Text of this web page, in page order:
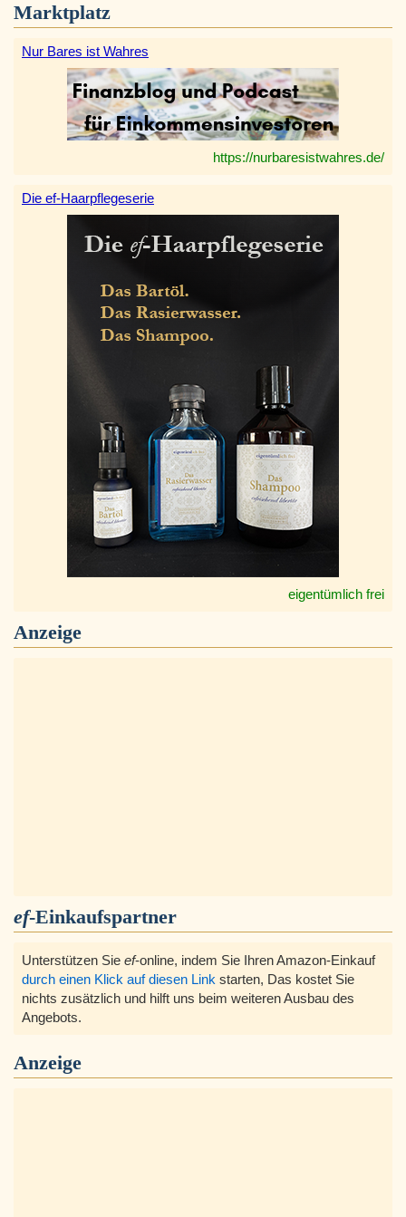
Marktplatz
Nur Bares ist Wahres
https://nurbaresistwahres.de/
Die ef-Haarpflegeserie
eigentümlich frei
Anzeige
ef-Einkaufspartner
Unterstützen Sie ef-online, indem Sie Ihren Amazon-Einkauf
durch einen Klick auf diesen Link starten, Das kostet Sie
nichts zusätzlich und hilft uns beim weiteren Ausbau des
Angebots.
Anzeige